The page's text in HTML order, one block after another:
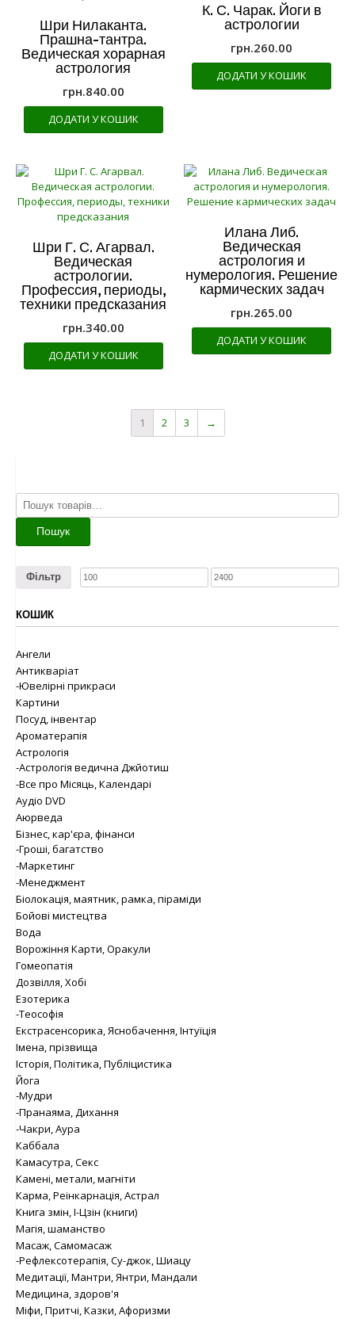
Шри Нилаканта.
Прашна-тантра.
Ведическая хорарная
астрология
грн.840.00
ДОДАТИ У КОШИК
К. С. Чарак. Йоги в
астрологии
грн.260.00
ДОДАТИ У КОШИК
Шри Г. С. Агарвал.
Ведическая
астрологии.
Профессия, периоды,
техники предсказания
грн.340.00
ДОДАТИ У КОШИК
Илана Либ.
Ведическая
астрология и
нумерология. Решение
кармических задач
грн.265.00
ДОДАТИ У КОШИК
1 2 3 →
Шукати:
Пошук
Фільтр
КОШИК
Ангели
Антикваріат
-Ювелірні прикраси
Картини
Посуд, інвентар
Ароматерапія
Астрологія
-Астрологія ведична Джйотиш
-Все про Місяць, Календарі
Аудіо DVD
Аюрведа
Бізнес, кар'єра, фінанси
-Гроші, багатство
-Маркетинг
-Менеджмент
Біолокація, маятник, рамка, піраміди
Бойові мистецтва
Вода
Ворожіння Карти, Оракули
Гомеопатія
Дозвілля, Хобі
Езотерика
-Теософія
Екстрасенсорика, Яснобачення, Інтуїція
Імена, прізвища
Історія, Політика, Публіцистика
Йога
-Мудри
-Пранаяма, Дихання
-Чакри, Аура
Каббала
Камасутра, Секс
Камені, метали, магніти
Карма, Реінкарнація, Астрал
Книга змін, І-Цзін (книги)
Магія, шаманство
Масаж, Самомасаж
-Рефлексотерапія, Су-джок, Шиацу
Медитації, Мантри, Янтри, Мандали
Медицина, здоров'я
Міфи, Притчі, Казки, Афоризми